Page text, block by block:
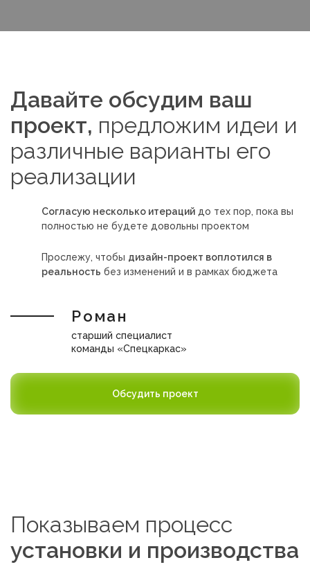
Давайте обсудим ваш
проект, предложим идеи и
различные варианты его
реализации
Согласую несколько итераций до тех пор, пока вы
полностью не будете довольны проектом
Прослежу, чтобы дизайн-проект воплотился в
реальность без изменений и в рамках бюджета
Обсудить проект
Роман
старший специалист
команды «Спецкаркас»
Показываем процесс
установки и производства